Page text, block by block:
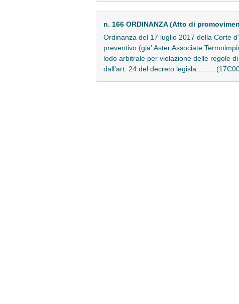
n. 166 ORDINANZA (Atto di
Ordinanza del 17 luglio 2017 della Corte
preventivo (gia' Aster Associate
lodo arbitrale per violazione delle regole
dall'art. 24 del decreto legisla.........